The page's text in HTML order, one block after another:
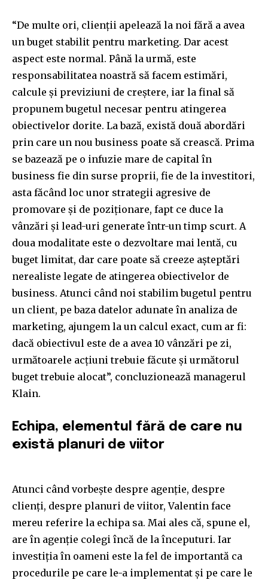
“De multe ori, clienții apelează la noi fără a avea
un buget stabilit pentru marketing. Dar acest
aspect este normal. Până la urmă, este
responsabilitatea noastră să facem estimări,
calcule și previziuni de creștere, iar la final să
propunem bugetul necesar pentru atingerea
obiectivelor dorite. La bază, există două abordări
prin care un nou business poate să crească. Prima
se bazează pe o infuzie mare de capital în
business fie din surse proprii, fie de la investitori,
asta făcând loc unor strategii agresive de
promovare și de poziționare, fapt ce duce la
vânzări și lead-uri generate într-un timp scurt. A
doua modalitate este o dezvoltare mai lentă, cu
buget limitat, dar care poate să creeze așteptări
nerealiste legate de atingerea obiectivelor de
business. Atunci când noi stabilim bugetul pentru
un client, pe baza datelor adunate în analiza de
marketing, ajungem la un calcul exact, cum ar fi:
dacă obiectivul este de a avea 10 vânzări pe zi,
următoarele acțiuni trebuie făcute și următorul
buget trebuie alocat”, concluzionează managerul
Klain.
Echipa, elementul fără de care nu
există planuri de viitor
Atunci când vorbește despre agenție, despre
clienți, despre planuri de viitor, Valentin face
mereu referire la echipa sa. Mai ales că, spune el,
are în agenție colegi încă de la începuturi. Iar
investiția în oameni este la fel de importantă ca
procedurile pe care le-a implementat și pe care le